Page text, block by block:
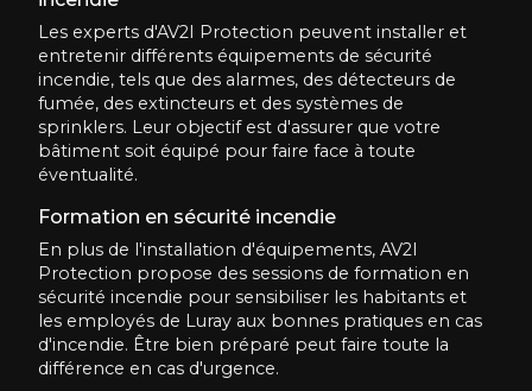
Les experts d'AV2I Protection peuvent installer et
entretenir différents équipements de sécurité
incendie, tels que des alarmes, des détecteurs de
fumée, des extincteurs et des systèmes de
sprinklers. Leur objectif est d'assurer que votre
bâtiment soit équipé pour faire face à toute
éventualité.
Formation en sécurité incendie
En plus de l'installation d'équipements, AV2I
Protection propose des sessions de formation en
sécurité incendie pour sensibiliser les habitants et
les employés de Luray aux bonnes pratiques en cas
d'incendie. Être bien préparé peut faire toute la
différence en cas d'urgence.